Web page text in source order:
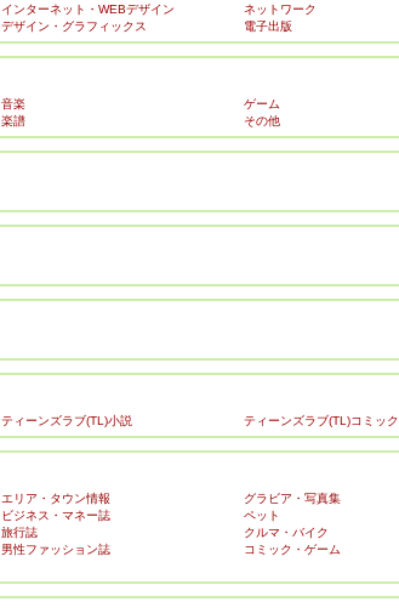
インターネット・WEBデザイン ネットワーク
デザイン・グラフィックス 電子出版
音楽 ゲーム
楽譜 その他
ティーンズラブ(TL)小説 ティーンズラブ(TL)コミック
エリア・タウン情報 グラビア・写真集
ビジネス・マネー誌 ペット
旅行誌 クルマ・バイク
男性ファッション誌 コミック・ゲーム